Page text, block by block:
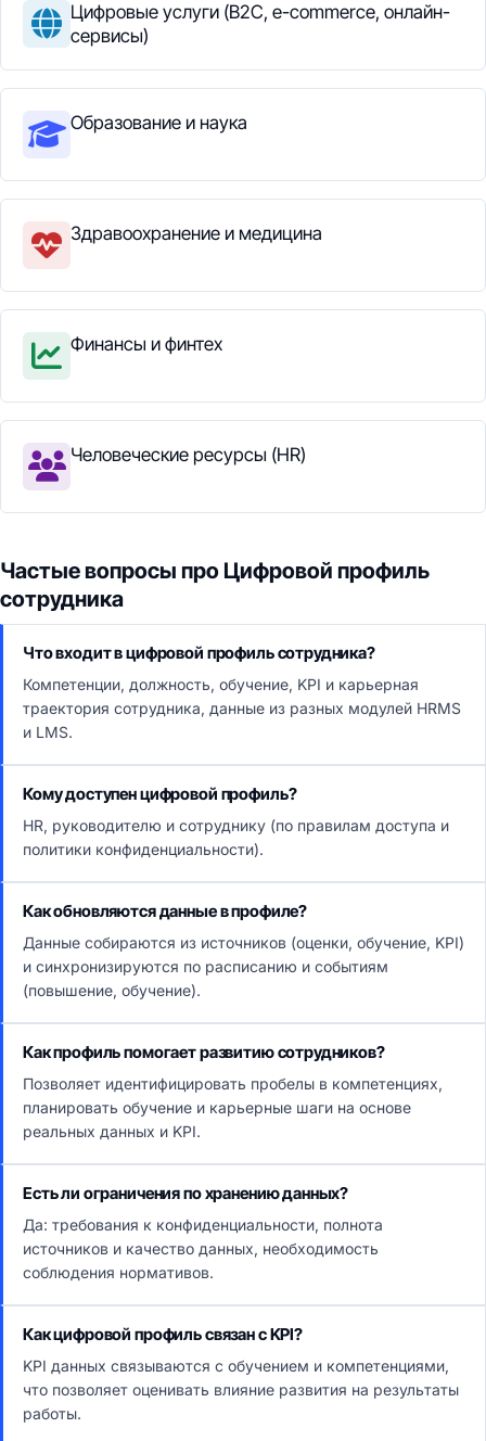
Цифровые услуги (B2C, e-commerce, онлайн-
сервисы)
Образование и наука
Здравоохранение и медицина
Финансы и финтех
Человеческие ресурсы (HR)
Частые вопросы про Цифровой профиль
сотрудника
Что входит в цифровой профиль сотрудника?
Компетенции, должность, обучение, KPI и карьерная
траектория сотрудника, данные из разных модулей HRMS
и LMS.
Кому доступен цифровой профиль?
HR, руководителю и сотруднику (по правилам доступа и
политики конфиденциальности).
Как обновляются данные в профиле?
Данные собираются из источников (оценки, обучение, KPI)
и синхронизируются по расписанию и событиям
(повышение, обучение).
Как профиль помогает развитию сотрудников?
Позволяет идентифицировать пробелы в компетенциях,
планировать обучение и карьерные шаги на основе
реальных данных и KPI.
Есть ли ограничения по хранению данных?
Да: требования к конфиденциальности, полнота
источников и качество данных, необходимость
соблюдения нормативов.
Как цифровой профиль связан с KPI?
KPI данных связываются с обучением и компетенциями,
что позволяет оценивать влияние развития на результаты
работы.